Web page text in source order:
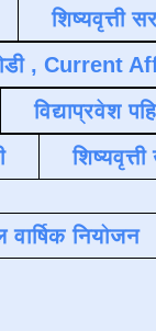
शिष्यवृत्ती
, Current
विद्याप्रवेश
वार्षिक नियोजन